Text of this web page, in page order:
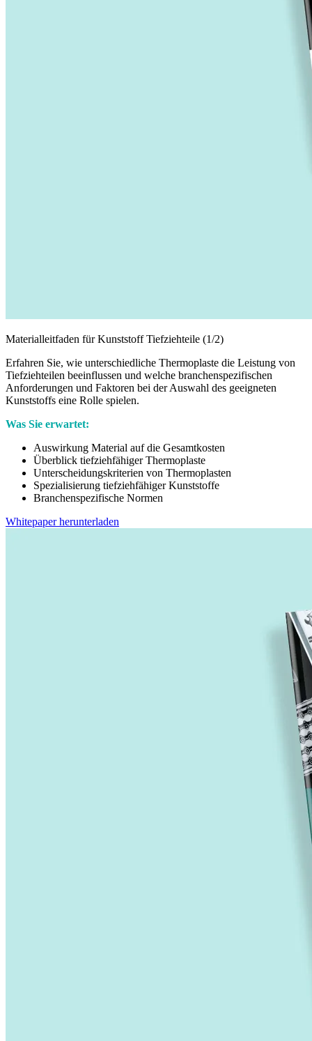
Materialleitfaden für Kunststoff Tiefziehteile (1/2)
Erfahren Sie, wie unterschiedliche Thermoplaste die Leistung von
Tiefziehteilen beeinflussen und welche branchenspezifischen
Anforderungen und Faktoren bei der Auswahl des geeigneten
Kunststoffs eine Rolle spielen.
Was Sie erwartet:
Auswirkung Material auf die Gesamtkosten
Überblick tiefziehfähiger Thermoplaste
Unterscheidungskriterien von Thermoplasten
Spezialisierung tiefziehfähiger Kunststoffe
Branchenspezifische Normen
Whitepaper herunterladen